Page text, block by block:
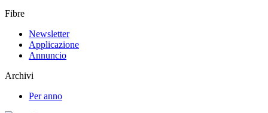
Fibre
Newsletter
Applicazione
Annuncio
Archivi
Per anno